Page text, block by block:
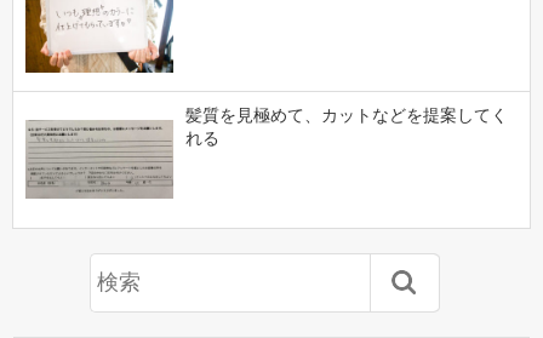
髪質を見極めて、カットなどを提案してく
れる